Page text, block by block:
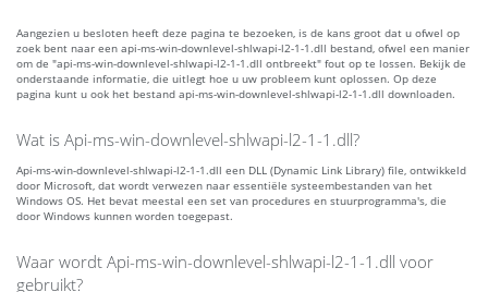
Aangezien u besloten heeft deze pagina te bezoeken, is de kans groot dat u ofwel op
zoek bent naar een api-ms-win-downlevel-shlwapi-l2-1-1.dll bestand, ofwel een manier
om de "api-ms-win-downlevel-shlwapi-l2-1-1.dll ontbreekt" fout op te lossen. Bekijk de
onderstaande informatie, die uitlegt hoe u uw probleem kunt oplossen. Op deze
pagina kunt u ook het bestand api-ms-win-downlevel-shlwapi-l2-1-1.dll downloaden.
Wat is Api-ms-win-downlevel-shlwapi-l2-1-1.dll?
Api-ms-win-downlevel-shlwapi-l2-1-1.dll een DLL (Dynamic Link Library) file, ontwikkeld
door Microsoft, dat wordt verwezen naar essentiële systeembestanden van het
Windows OS. Het bevat meestal een set van procedures en stuurprogramma's, die
door Windows kunnen worden toegepast.
Waar wordt Api-ms-win-downlevel-shlwapi-l2-1-1.dll voor
gebruikt?